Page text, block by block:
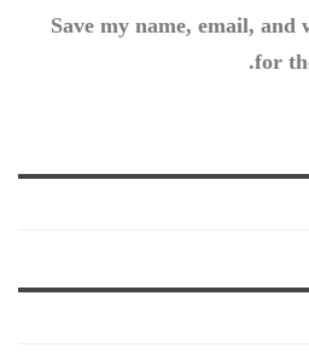
Save my name, email, and
for